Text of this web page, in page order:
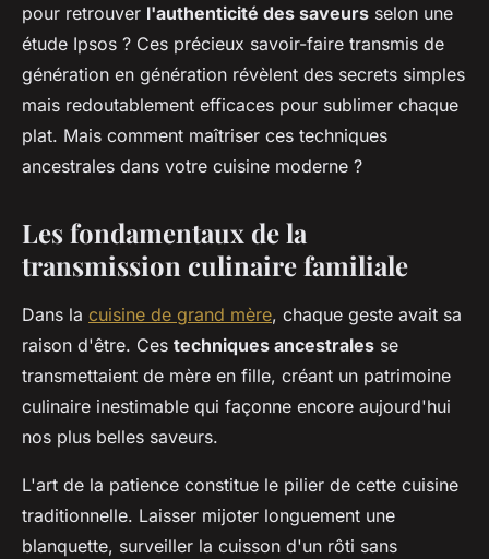
pour retrouver l'authenticité des saveurs selon une
étude Ipsos ? Ces précieux savoir-faire transmis de
génération en génération révèlent des secrets simples
mais redoutablement efficaces pour sublimer chaque
plat. Mais comment maîtriser ces techniques
ancestrales dans votre cuisine moderne ?
Les fondamentaux de la
transmission culinaire familiale
Dans la cuisine de grand mère, chaque geste avait sa
raison d'être. Ces techniques ancestrales se
transmettaient de mère en fille, créant un patrimoine
culinaire inestimable qui façonne encore aujourd'hui
nos plus belles saveurs.
L'art de la patience constitue le pilier de cette cuisine
traditionnelle. Laisser mijoter longuement une
blanquette, surveiller la cuisson d'un rôti sans